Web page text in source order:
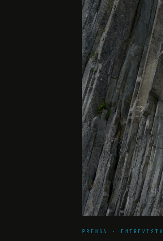
PRENSA · ENTREVISTA